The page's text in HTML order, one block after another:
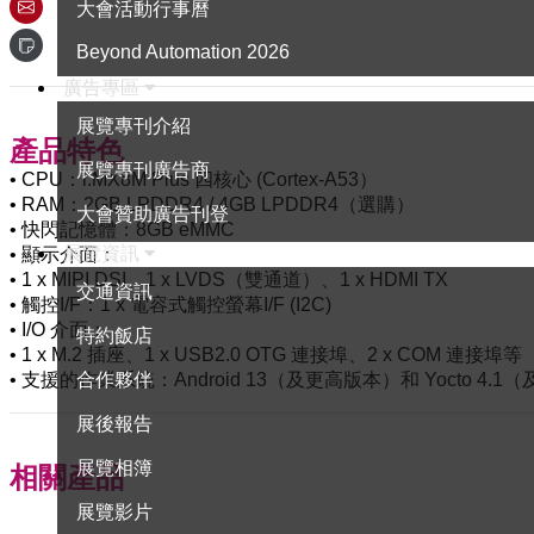
大會活動行事曆
Beyond Automation 2026
廣告專區
展覽專刊介紹
展覽專刊廣告商
大會贊助廣告刊登
展覽資訊
交通資訊
特約飯店
合作夥伴
展後報告
展覽相簿
展覽影片
產品特色
• CPU：i.MX8M Plus 四核心 (Cortex-A53）
• RAM：2GB LPDDR4 / 4GB LPDDR4（選購）
• 快閃記憶體：8GB eMMC
• 顯示介面：
• 1 x MIPI DSI、1 x LVDS（雙通道）、1 x HDMI TX
• 觸控I/F：1 x 電容式觸控螢幕I/F (I2C)
• I/O 介面：
• 1 x M.2 插座、1 x USB2.0 OTG 連接埠、2 x COM 連接埠等
• 支援的作業系統：Android 13（及更高版本）和 Yocto 4.1（
相關產品